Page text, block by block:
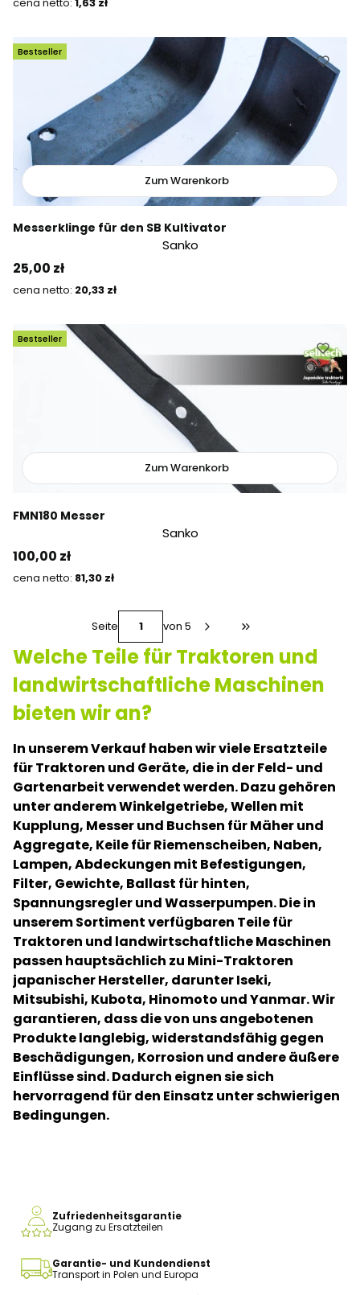
Bestseller
Zum Warenkorb
Messerklinge für den SB Kultivator
Sanko
Preis
25,00 zł
Preis
20,33 zł
Bestseller
Zum Warenkorb
FMN180 Messer
Sanko
Preis
100,00 zł
Preis
81,30 zł
Seite von 5 Zur letzten
Welche Teile für Traktoren und
landwirtschaftliche Maschinen
bieten wir an?
In unserem Verkauf haben wir viele Ersatzteile
für Traktoren und Geräte, die in der Feld- und
Gartenarbeit verwendet werden. Dazu gehören
unter anderem Winkelgetriebe, Wellen mit
Kupplung, Messer und Buchsen für Mäher und
Aggregate, Keile für Riemenscheiben, Naben,
Lampen, Abdeckungen mit Befestigungen,
Filter, Gewichte, Ballast für hinten,
Spannungsregler und Wasserpumpen. Die in
unserem Sortiment verfügbaren Teile für
Traktoren und landwirtschaftliche Maschinen
passen hauptsächlich zu Mini-Traktoren
japanischer Hersteller, darunter Iseki,
Mitsubishi, Kubota, Hinomoto und Yanmar. Wir
garantieren, dass die von uns angebotenen
Produkte langlebig, widerstandsfähig gegen
Beschädigungen, Korrosion und andere äußere
Einflüsse sind. Dadurch eignen sie sich
hervorragend für den Einsatz unter schwierigen
Bedingungen.
Zufriedenheitsgarantie
Zugang zu Ersatzteilen
Garantie- und Kundendienst
Transport in Polen und Europa